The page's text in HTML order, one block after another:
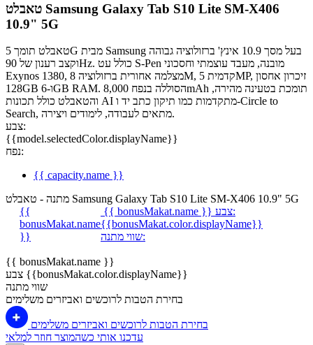
טאבלט Samsung Galaxy Tab S10 Lite SM-X406
10.9" 5G
טאבלט תומך 5G מבית Samsung בעל מסך 10.9 אינץ' ברזולוציה גבוהה
וקצב רענון של 90Hz. כולל עט S-Pen מובנה, מעבד עוצמתי וחסכוני
Exynos 1380, מצלמה אחורית ברזולוציה 8M, קדמית 5MP, זיכרון אחסון
128GB ו-6GB RAM. הסוללה בנפח 8,000mAh תומכת בטעינה מהירה,
והטאבלט כולל תכונות AI מתקדמות כמו תיקון כתב יד ו-Circle to
Search, מתאים לעבודה, לימודים ויצירה.
צבע:
{{model.selectedColor.displayName}}
נפח:
{{ capacity.name }}
מתנה - טאבלט Samsung Galaxy Tab S10 Lite SM-X406 10.9" 5G
{{
bonusMakat.name
}}
{{ bonusMakat.name }}
צבע:
{{bonusMakat.color.displayName}}
שווי מתנה:
{{ bonusMakat.name }}
צבע {{bonusMakat.color.displayName}}
שווי מתנה
בחירת הטבות לרוכשים ואביזרים משלימים
בחירת הטבות לרוכשים ואביזרים משלימים
עדכנו אותי כשהמוצר חוזר למלאי